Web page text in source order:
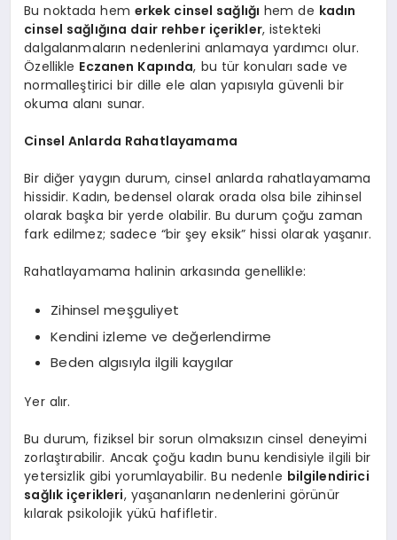
Bu noktada hem erkek cinsel sağlığı hem de kadın
cinsel sağlığına dair rehber içerikler, istekteki
dalgalanmaların nedenlerini anlamaya yardımcı olur.
Özellikle Eczanen Kapında, bu tür konuları sade ve
normalleştirici bir dille ele alan yapısıyla güvenli bir
okuma alanı sunar.
Cinsel Anlarda Rahatlayamama
Bir diğer yaygın durum, cinsel anlarda rahatlayamama
hissidir. Kadın, bedensel olarak orada olsa bile zihinsel
olarak başka bir yerde olabilir. Bu durum çoğu zaman
fark edilmez; sadece “bir şey eksik” hissi olarak yaşanır.
Rahatlayamama halinin arkasında genellikle:
Zihinsel meşguliyet
Kendini izleme ve değerlendirme
Beden algısıyla ilgili kaygılar
Yer alır.
Bu durum, fiziksel bir sorun olmaksızın cinsel deneyimi
zorlaştırabilir. Ancak çoğu kadın bunu kendisiyle ilgili bir
yetersizlik gibi yorumlayabilir. Bu nedenle bilgilendirici
sağlık içerikleri, yaşananların nedenlerini görünür
kılarak psikolojik yükü hafifletir.